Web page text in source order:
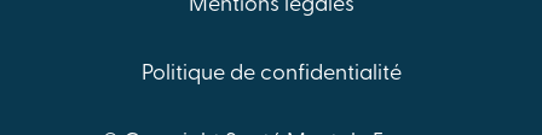
Mentions légales
Politique de confidentialité